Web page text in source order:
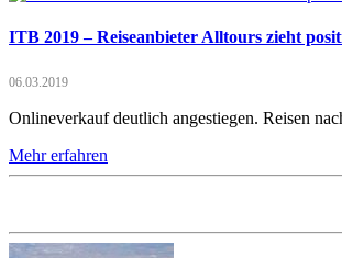
ITB 2019 – Reiseanbieter Alltours zieht
06.03.2019
Onlineverkauf deutlich angestiegen. Reisen
Mehr erfahren